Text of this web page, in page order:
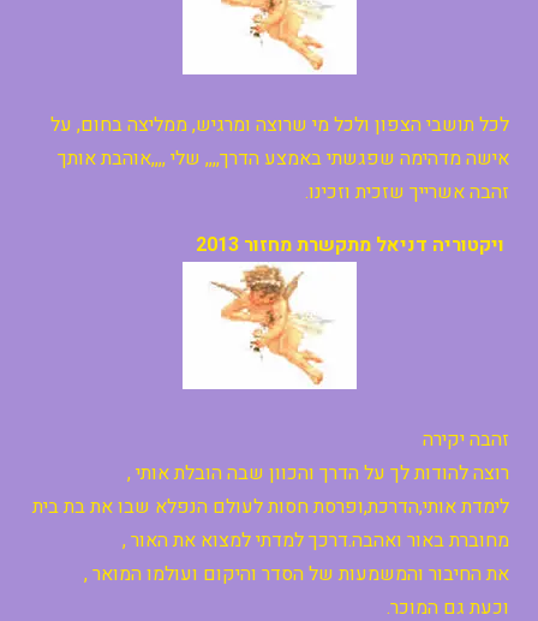
לכל תושבי הצפון ולכל מי שרוצה ומרגיש, ממליצה בחום, על
אישה מדהימה שפגשתי באמצע הדרך,,,, שלי ,,,,אוהבת אותך
זהבה אשרייך שזכית וזכינו.
ויקטוריה דניאל מתקשרת מחזור 2013
זהבה יקירה
רוצה להודות לך על הדרך והכוון שבה הובלת אותי ,
לימדת אותי,הדרכת,ופרסת חסות לעולם הנפלא שבו את בת בית
מחוברת באור ואהבה.דרכך למדתי למצוא את האור ,
את החיבור והמשמעות של הסדר והיקום ועולמו המואר ,
וכעת גם המוכר.